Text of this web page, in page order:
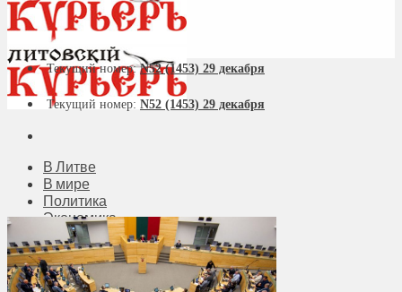
В Литве
В мире
Политика
Экономика
Бизнес
Общество
Мнения
Вильнюс
Текущий номер:N52 (1453) 29 декабря
Текущий номер: N52 (1453) 29 декабря